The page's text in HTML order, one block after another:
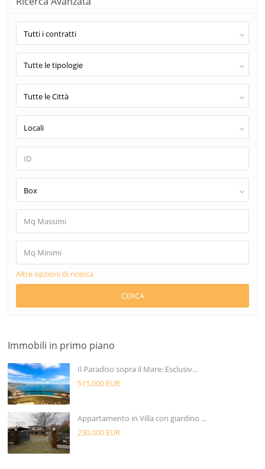
Tutti i contratti
Tutte le tipologie
Tutte le Città
Locali
Box
Altre opzioni di ricerca
CERCA
Immobili in primo piano
Il Paradiso sopra il Mare: Esclusiv...
515.000 EUR
Appartamento in Villa con giardino ...
230.000 EUR